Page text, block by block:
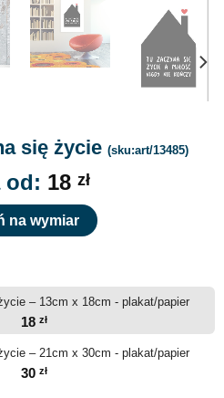
się życie (sku:art/13485)
od: 18 zł
na wymiar
– 13cm x 18cm - plakat/papier
18 zł
– 21cm x 30cm - plakat/papier
30 zł